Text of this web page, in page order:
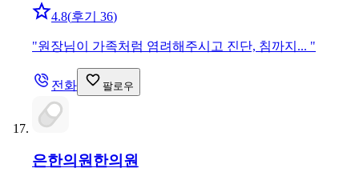
4.8(후기 36)
"원장님이 가족처럼 염려해주시고 진단, 침까지... "
전화 팔로우
은한의원한의원